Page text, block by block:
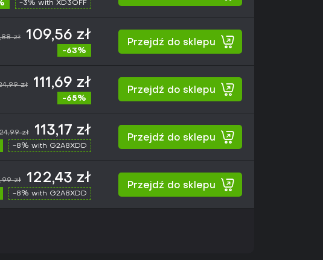
-3% with XD3OFF
zł 109,56 zł
-63%
Przejdź do sklepu
zł 111,69 zł
-65%
Przejdź do sklepu
zł 113,17 zł
-8% with G2A8XDD
Przejdź do sklepu
zł 122,43 zł
-8% with G2A8XDD
Przejdź do sklepu